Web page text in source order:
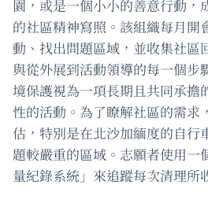
園，或是一個小小的善意行動，
的社區精神寫照。該組織每月開
動、找出問題區域，並收集社區
與從外展到活動領導的每一個步
境保護視為一項長期且共同承擔
性的活動。為了瞭解社區的需求
估，特別是在北沙加緬度的自行
題較嚴重的區域。志願者使用一
量紀錄系統」來追蹤每次清理所